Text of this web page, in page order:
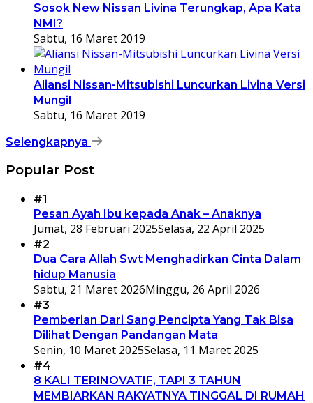
Sosok New Nissan Livina Terungkap, Apa Kata
NMI?
Sabtu, 16 Maret 2019
Aliansi Nissan-Mitsubishi Luncurkan Livina Versi
Mungil
Sabtu, 16 Maret 2019
Selengkapnya
Popular Post
#1
Pesan Ayah Ibu kepada Anak – Anaknya
Jumat, 28 Februari 2025Selasa, 22 April 2025
#2
Dua Cara Allah Swt Menghadirkan Cinta Dalam
hidup Manusia
Sabtu, 21 Maret 2026Minggu, 26 April 2026
#3
Pemberian Dari Sang Pencipta Yang Tak Bisa
Dilihat Dengan Pandangan Mata
Senin, 10 Maret 2025Selasa, 11 Maret 2025
#4
8 KALI TERINOVATIF, TAPI 3 TAHUN
MEMBIARKAN RAKYATNYA TINGGAL DI RUMAH